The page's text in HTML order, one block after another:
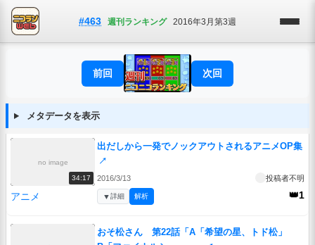
#463 週刊ランキング 2016年3月第3週
前回 次回
メタデータを表示
no image
34:17
出だしから一発でノックアウトされるアニメOP集
↗
2016/3/13 投稿者不明
アニメ 👑1
▼詳細 解析
おそ松さん 第22話「A「希望の星、トド松」